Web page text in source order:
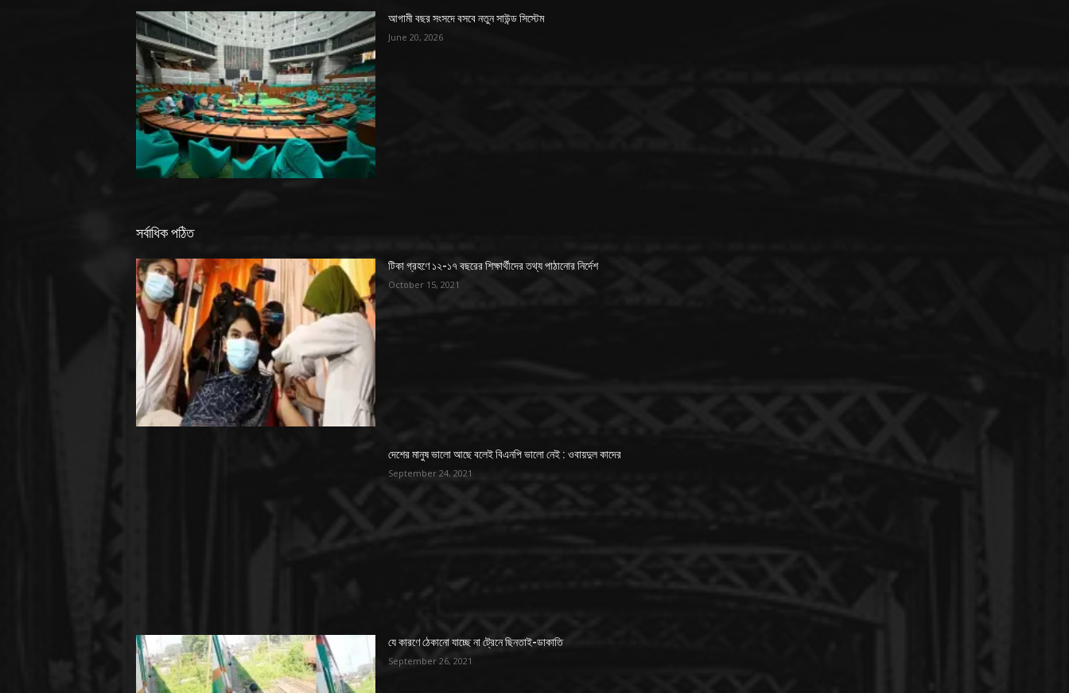
আগামী বছর সংসদে বসবে নতুন সাউন্ড সিস্টেম
June 20, 2026
সর্বাধিক পঠিত
টিকা গ্রহণে ১২-১৭ বছরের শিক্ষার্থীদের তথ্য পাঠানোর নির্দেশ
October 15, 2021
দেশের মানুষ ভালো আছে বলেই বিএনপি ভালো নেই : ওবায়দুল কাদের
September 24, 2021
যে কারণে ঠেকানো যাচ্ছে না ট্রেনে ছিনতাই-ডাকাতি
September 26, 2021